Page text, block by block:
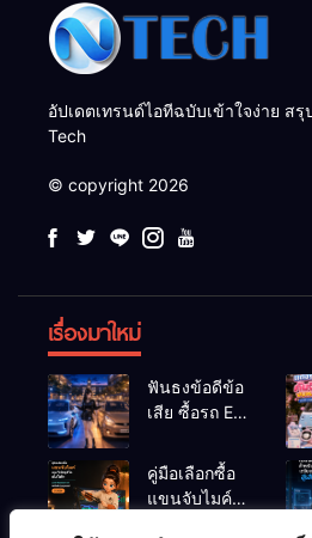
อัปเดตเทรนด์ไอทีฉบับเข้าใจง่าย ส
Tech
© copyright 2026
เรื่องมาใหม่
ฟันธงข้อดีข้อ
เสีย ซื้อรถ EV
Eco Car ช่วง
เรียนมหา’ลัย
แบบไหนเวิร์
คู่มือเลือกซื้อ
แขนจับไมค์